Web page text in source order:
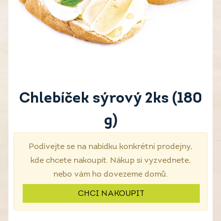
Chlebíček sýrový 2ks (180
g)
Podívejte se na nabídku konkrétní prodejny,
kde chcete nakoupit. Nákup si vyzvednete,
nebo vám ho dovezeme domů.
CHCI NAKOUPIT